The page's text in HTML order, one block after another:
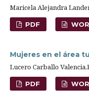
Maricela Alejandra
PDF
Mujeres en el área
Lucero Carballo
PDF